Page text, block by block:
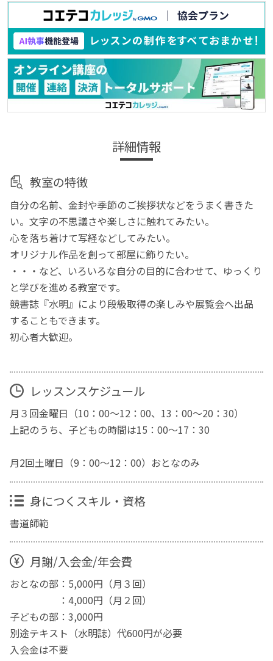
詳細情報
教室の特徴
自分の名前、金封や季節のご挨拶状などをうまく書きた
い。文字の不思議さや楽しさに触れてみたい。
心を落ち着けて写経などしてみたい。
オリジナル作品を創って部屋に飾りたい。
・・・など、いろいろな自分の目的に合わせて、ゆっくり
と学びを進める教室です。
競書誌『水明』により段級取得の楽しみや展覧会へ出品
することもできます。
初心者大歓迎。
レッスンスケジュール
月３回金曜日（10：00～12：00、13：00～20：30）
上記のうち、子どもの時間は15：00～17：30
月2回土曜日（9：00～12：00）おとなのみ
身につくスキル・資格
書道師範
月謝/入会金/年会費
おとなの部：5,000円（月３回）
：4,000円（月２回）
子どもの部：3,000円
別途テキスト（水明誌）代600円が必要
入会金は不要